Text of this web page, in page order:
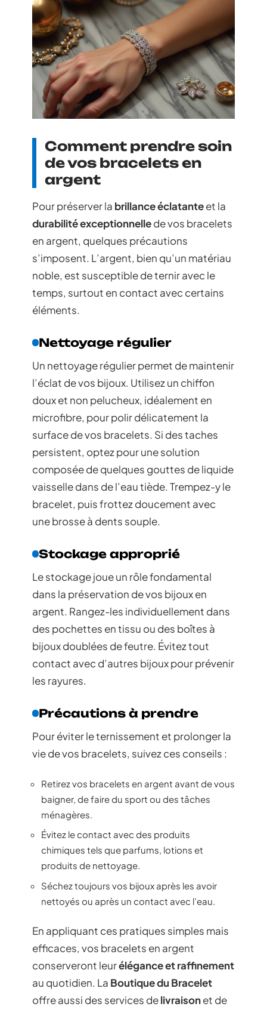
Comment prendre soin
de vos bracelets en
argent
Pour préserver la brillance éclatanteet la
durabilité exceptionnellede vos bracelets
en argent, quelques précautions
s’imposent. L’argent, bien qu’un matériau
noble, est susceptible de ternir avec le
temps, surtout en contact avec certains
éléments.
Nettoyage régulier
Un nettoyage régulier permet de maintenir
l’éclat de vos bijoux. Utilisez un chiffon
doux et non pelucheux, idéalement en
microfibre, pour polir délicatement la
surface de vos bracelets. Si des taches
persistent, optez pour une solution
composée de quelques gouttes de liquide
vaisselle dans de l’eau tiède. Trempez-y le
bracelet, puis frottez doucement avec
une brosse à dents souple.
Stockage approprié
Le stockage joue un rôle fondamental
dans la préservation de vos bijoux en
argent. Rangez-les individuellement dans
des pochettes en tissu ou des boîtes à
bijoux doublées de feutre. Évitez tout
contact avec d’autres bijoux pour prévenir
les rayures.
Précautions à prendre
Pour éviter le ternissement et prolonger la
vie de vos bracelets, suivez ces conseils :
Retirez vos bracelets en argent avant de vous
baigner, de faire du sport ou des tâches
ménagères.
Évitez le contact avec des produits
chimiques tels que parfums, lotions et
produits de nettoyage.
Séchez toujours vos bijoux après les avoir
nettoyés ou après un contact avec l’eau.
En appliquant ces pratiques simples mais
efficaces, vos bracelets en argent
conserveront leurélégance et raffinement
au quotidien. La Boutique du Bracelet
offre aussi des services delivraisonet de